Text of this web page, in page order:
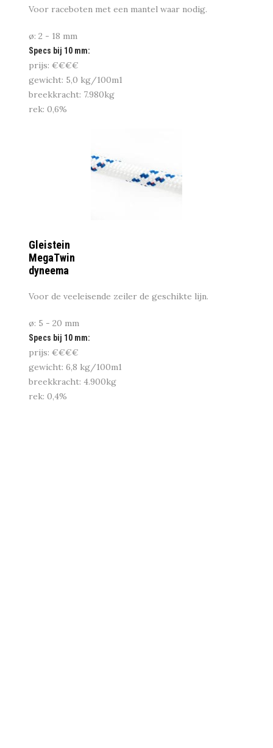
Voor raceboten met een mantel waar nodig.
ø: 2 - 18 mm
Specs bij 10 mm:
prijs: €€€€
gewicht: 5,0 kg/100m1
breekkracht: 7.980kg
rek: 0,6%
Gleistein
MegaTwin
dyneema
Voor de veeleisende zeiler de geschikte lijn.
ø: 5 - 20 mm
Specs bij 10 mm:
prijs: €€€€
gewicht: 6,8 kg/100m1
breekkracht: 4.900kg
rek: 0,4%